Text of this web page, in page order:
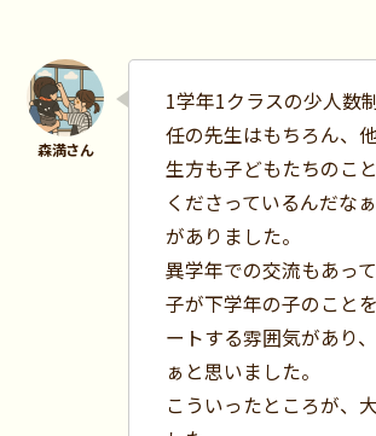
1学年1クラスの少人数
任の先生はもちろん、
生方も子どもたちのこ
くださっているんだな
がありました。
異学年での交流もあっ
子が下学年の子のこと
ートする雰囲気があり
ぁと思いました。
こういったところが、